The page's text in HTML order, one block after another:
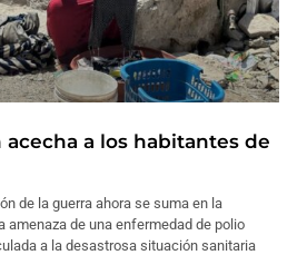
a los habitantes de
de la guerra ahora se suma en la
amenaza de una enfermedad de polio
a la desastrosa situación sanitaria